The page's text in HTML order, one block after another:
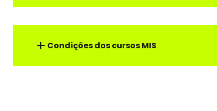
Condições dos cursos MIS